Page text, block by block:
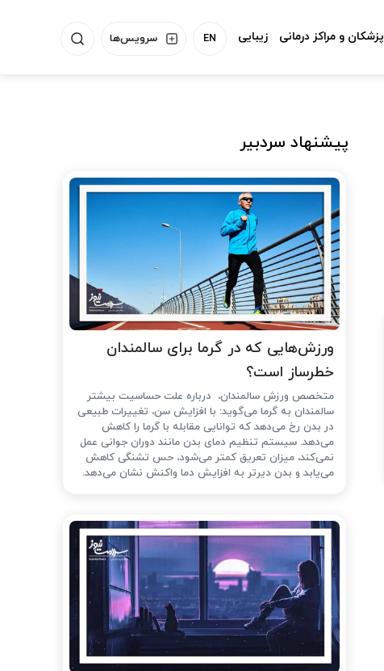
سرویس‌ها EN پزشکان و مراکز درمانی زیبایی
پیشنهاد سردبیر
ورزش‌هایی که در گرما برای سالمندان
خطرساز است؟
متخصص ورزش سالمندان، درباره علت حساسیت بیشتر
سالمندان به گرما می‌گوید: با افزایش سن، تغییرات طبیعی
در بدن رخ می‌دهد که توانایی مقابله با گرما را کاهش
می‌دهد. سیستم تنظیم دمای بدن مانند دوران جوانی عمل
نمی‌کند، میزان تعریق کمتر می‌شود، حس تشنگی کاهش
می‌یابد و بدن دیرتر به افزایش دما واکنش نشان می‌دهد.